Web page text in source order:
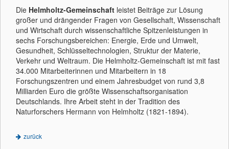
Die Helmholtz-Gemeinschaft leistet Beiträge zur Lösung
großer und drängender Fragen von Gesellschaft, Wissenschaft
und Wirtschaft durch wissenschaftliche Spitzenleistungen in
sechs Forschungsbereichen: Energie, Erde und Umwelt,
Gesundheit, Schlüsseltechnologien, Struktur der Materie,
Verkehr und Weltraum. Die Helmholtz-Gemeinschaft ist mit fast
34.000 Mitarbeiterinnen und Mitarbeitern in 18
Forschungszentren und einem Jahresbudget von rund 3,8
Milliarden Euro die größte Wissenschaftsorganisation
Deutschlands. Ihre Arbeit steht in der Tradition des
Naturforschers Hermann von Helmholtz (1821-1894).
zurück